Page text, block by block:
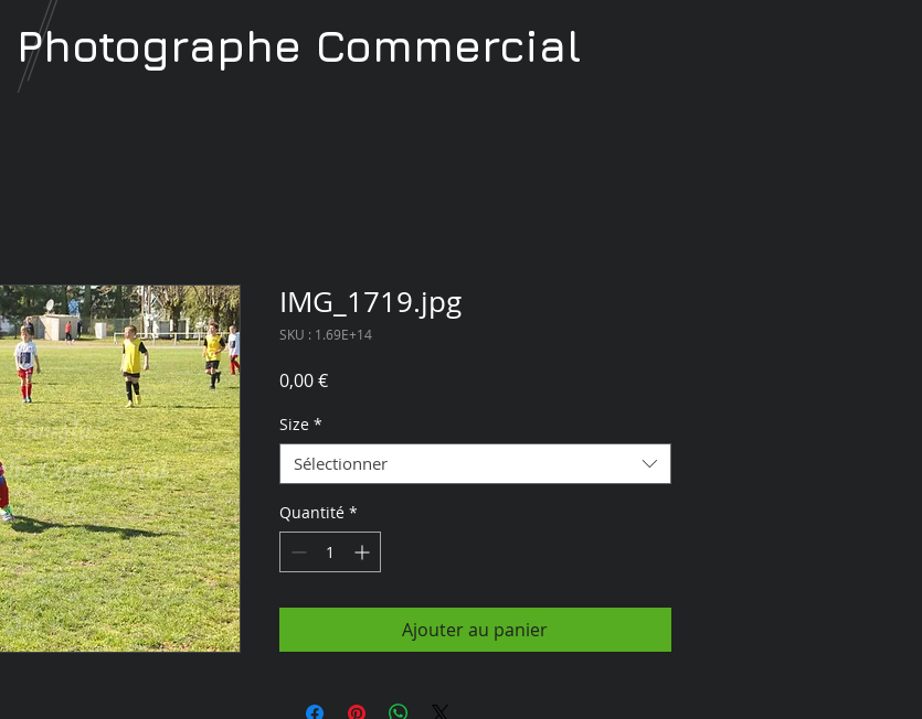
IMG_1719.jpg
SKU : 1.69E+14
0,00 €Prix
Size *
Sélectionner
Quantité *
Ajouter au panier
Photographe Commercial